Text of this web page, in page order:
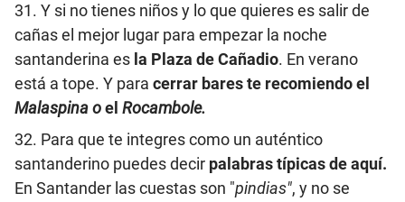
31. Y si no tienes niños y lo que quieres es salir de
cañas el mejor lugar para empezar la noche
santanderina es la Plaza de Cañadio. En verano
está a tope. Y para cerrar bares te recomiendo el
Malaspina oel Rocambole.
32. Para que te integres como un auténtico
santanderino puedes decir palabras típicas de aquí.
En Santander las cuestas son "pindias", y no se